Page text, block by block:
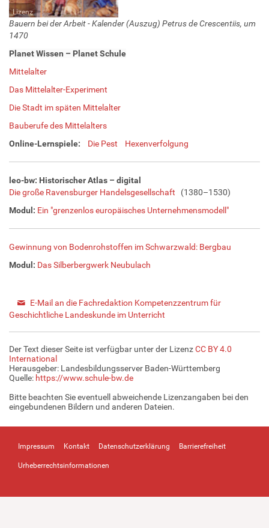
Lizenz
Bauern bei der Arbeit -Kalender (Auszug) Petrus de Crescentiis, um
1470
Planet Wissen – Planet Schule
Mittelalter
Das Mittelalter-Experiment
Die Stadt im späten Mittelalter
Bauberufe des Mittelalters
Online-Lernspiele: Die Pest Hexenverfolgung
leo-bw: Historischer Atlas – digital
Die große Ravensburger Handelsgesellschaft
(1380–1530)
Modul: Ein "grenzenlos europäisches Unternehmensmodell"
Gewinnung von Bodenrohstoffen im Schwarzwald: Bergbau
Modul: Das Silberbergwerk Neubulach
E-Mail an die Fachredaktion Kompetenzzentrum für
Geschichtliche Landeskunde im Unterricht
Der Text dieser Seite ist verfügbar unter der LizenzCC BY 4.0
International
Herausgeber: Landesbildungsserver Baden-Württemberg
Quelle: https://www.schule-bw.de
Bitte beachten Sie eventuell abweichende Lizenzangaben bei den
eingebundenen Bildern und anderen Dateien.
Impressum Kontakt Datenschutzerklärung Barrierefreiheit
Urheberrechtsinformationen